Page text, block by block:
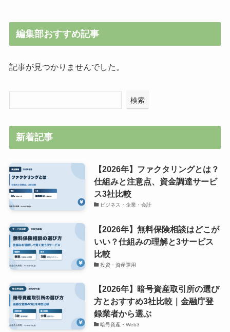
編集部おすすめ記事
記事が見つかりませんでした。
検索
新着記事
【2026年】ファクタリングとは？
仕組みと注意点、資金調達サービ
ス3社比較
ビジネス・企業・会計
【2026年】無料保険相談はどこが
いい？仕組みの理解と3サービス
比較
投資・資産運用
【2026年】暗号資産取引所の選び
方とおすすめ3社比較｜金融庁登
録業者から選ぶ
暗号資産・Web3